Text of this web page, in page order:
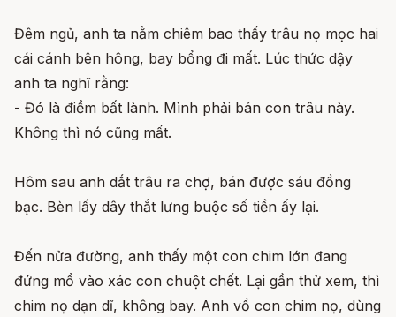
Đêm ngủ, anh ta nằm chiêm bao thấy trâu nọ mọc hai
cái cánh bên hông, bay bổng đi mất. Lúc thức dậy
anh ta nghĩ rằng:
- Đó là điềm bất lành. Mình phải bán con trâu này.
Không thì nó cũng mất.
Hôm sau anh dắt trâu ra chợ, bán được sáu đồng
bạc. Bèn lấy dây thắt lưng buộc số tiền ấy lại.
Đến nửa đường, anh thấy một con chim lớn đang
đứng mổ vào xác con chuột chết. Lại gần thử xem, thì
chim nọ dạn dĩ, không bay. Anh vồ con chim nọ, dùng